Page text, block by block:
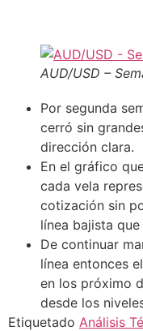
AUD/USD –
Por segunda
cerró sin
dirección clara.
En el gráfico
cada vela
cotización sin
línea bajista
De continuar
línea entonces
en los próximo
desde los
Etiquetado Análisis